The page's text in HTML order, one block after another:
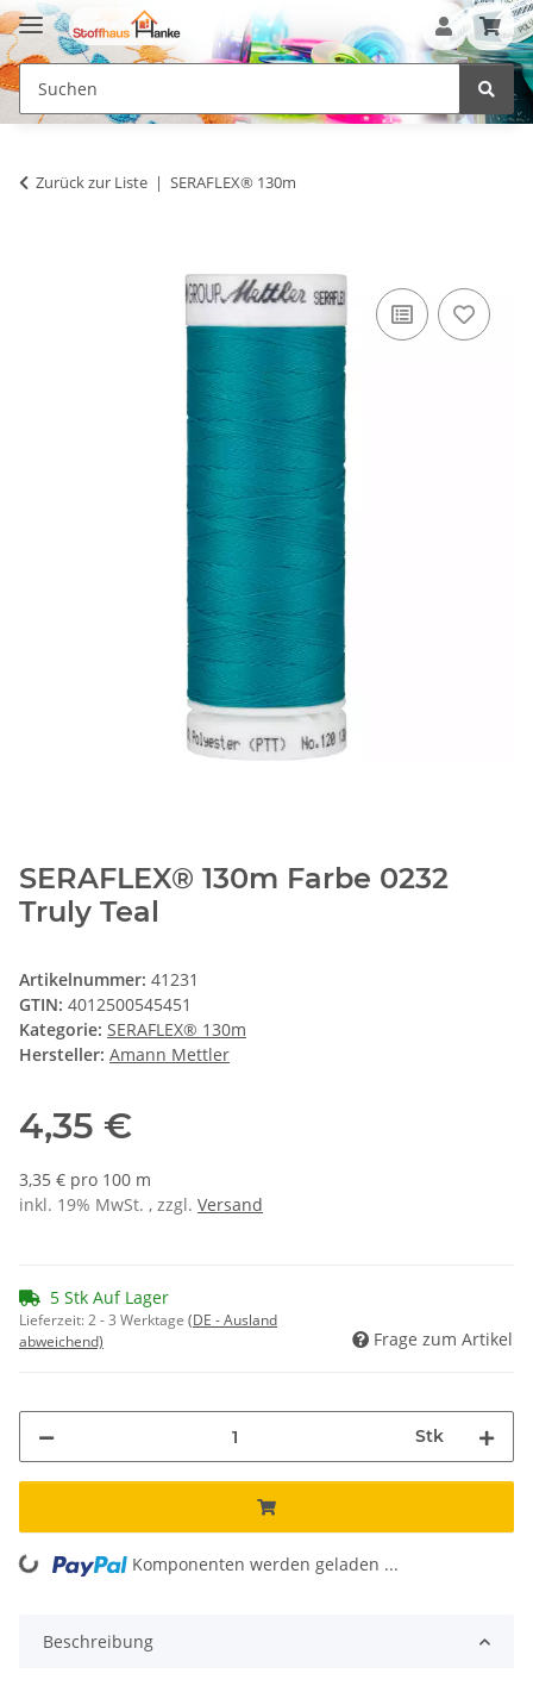
Zurück zur Liste SERAFLEX® 130m
SERAFLEX® 130m Farbe 0232
Truly Teal
Artikelnummer: 41231
GTIN: 4012500545451
Kategorie: SERAFLEX® 130m
Hersteller: Amann Mettler
4,35 €
3,35 € pro 100 m
inkl. 19% MwSt. , zzgl. Versand
5 Stk Auf Lager
Lieferzeit:2 - 3 Werktage (DE - Ausland
abweichend)
Frage zum Artikel
Stk
Loading... Komponenten werden geladen ...
Beschreibung